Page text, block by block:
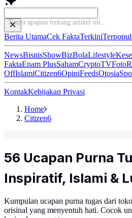
Baca
Berita UtamaCek FaktaTerkini
NewsBisnisShowBizBolaLifestyle
FaktaEnam PlusSahamCryptoTVFoto
OffIslamiCitizen6OpiniFeedsOtosia
KontakKebijakan Privasi
Home
Citizen6
56 Ucapan Purna
Inspiratif, Islami &
Kumpulan ucapan purna tugas dari
orisinal yang menyentuh hati. Cocok